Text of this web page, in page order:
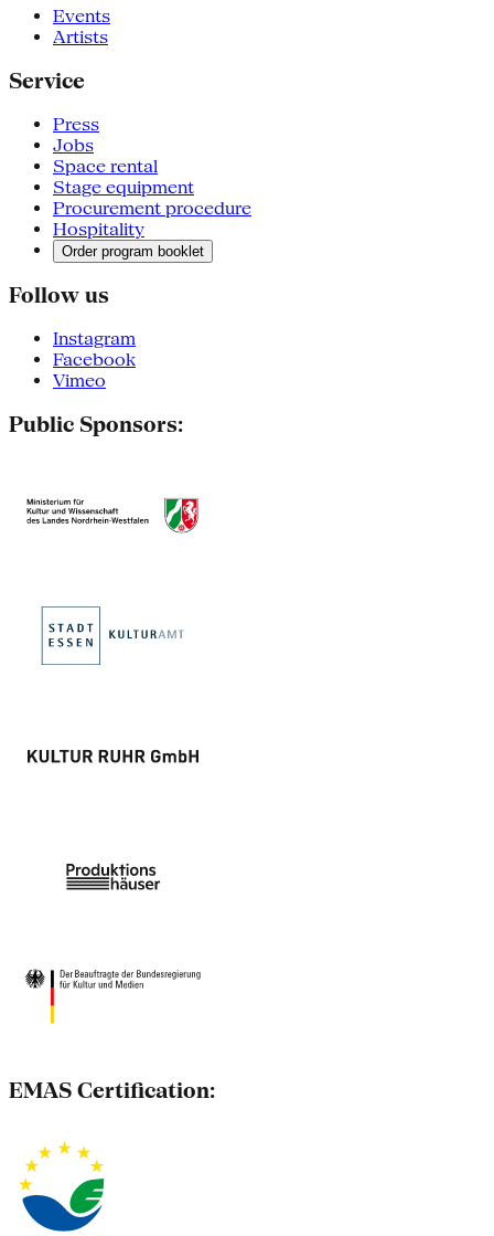
Events
Artists
Service
Press
Jobs
Space rental
Stage equipment
Procurement procedure
Hospitality
Order program booklet
Follow us
Instagram
Facebook
Vimeo
Public Sponsors:
EMAS Certification: